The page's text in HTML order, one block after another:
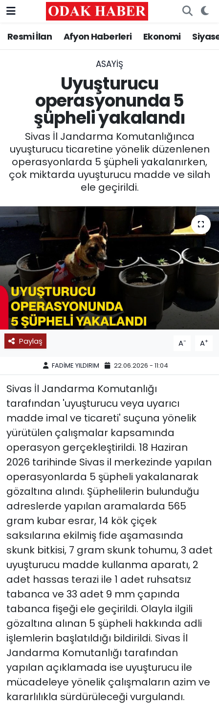
Resmi İlan Afyon Haberleri Ekonomi
ASAYİŞ
Uyuşturucu
operasyonunda 5
şüpheli yakalandı
Sivas İl Jandarma Komutanlığınca
uyuşturucu ticaretine yönelik düzenlenen
operasyonlarda 5 şüpheli yakalanırken,
çok miktarda uyuşturucu madde ve silah
ele geçirildi.
Paylaş A- A+
FADİME YILDIRIM 22.06.2026 - 11:04
Sivas İl Jandarma Komutanlığı
tarafından 'uyuşturucu veya uyarıcı
madde imal ve ticareti' suçuna yönelik
yürütülen çalışmalar kapsamında
operasyon gerçekleştirildi. 18 Haziran
2026 tarihinde Sivas il merkezinde yapılan
operasyonlarda 5 şüpheli yakalanarak
gözaltına alındı. Şüphelilerin bulunduğu
adreslerde yapılan aramalarda 565
gram kubar esrar, 14 kök çiçek
saksılarına ekilmiş fide aşamasında
skunk bitkisi, 7 gram skunk tohumu, 3 adet
uyuşturucu madde kullanma aparatı, 2
adet hassas terazi ile 1 adet ruhsatsız
tabanca ve 33 adet 9 mm çapında
tabanca fişeği ele geçirildi. Olayla ilgili
gözaltına alınan 5 şüpheli hakkında adli
işlemlerin başlatıldığı bildirildi. Sivas İl
Jandarma Komutanlığı tarafından
yapılan açıklamada ise uyuşturucu ile
mücadeleye yönelik çalışmaların azim ve
kararlılıkla sürdürüleceği vurgulandı.
AFYONKARAHİSAR HABERLERİ
GÜNCEL
SİYASET
EĞİTİM
SAĞLIK
SPOR
11:11 MANŞET
Nöbetçi Eczaneler
Trafik Durumu
Süper Lig Puan Durumu ve Fikstür
Tüm Manşetler
Son Dakika Haberleri